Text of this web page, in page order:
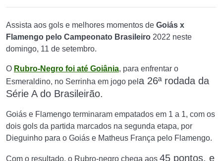
Assista aos gols e melhores momentos de Goiás x
Flamengo pelo Campeonato Brasileiro 2022 neste
domingo, 11 de setembro.
O Rubro-Negro foi até Goiânia, para enfrentar o
Esmeraldino, no Serrinha em jogo pel a 26ª rodada da
Série A do Brasileirão.
Goiás e Flamengo terminaram empatados em 1 a 1, com os
dois gols da partida marcados na segunda etapa, por
Dieguinho para o Goiás e Matheus França pelo Flamengo.
Com o resultado, o Rubro-negro chega aos 45 pontos, e